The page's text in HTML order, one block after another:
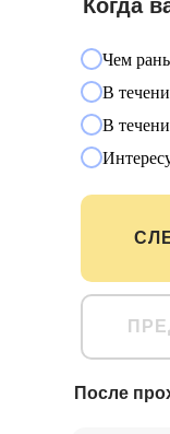
Когда
После
Чем
В
В